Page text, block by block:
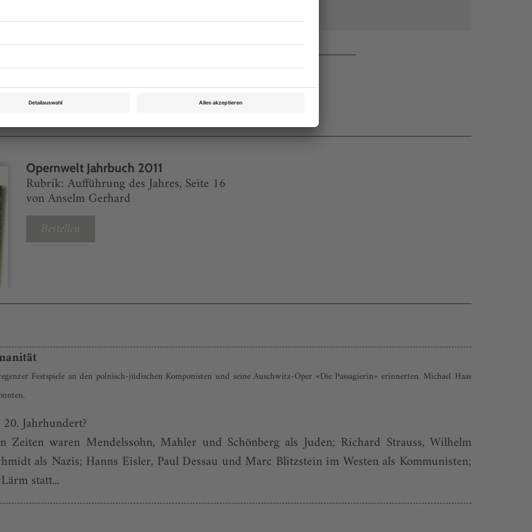
Opernwelt Jahrbuch 2011
Rubrik: Aufführung des Jahres, Seite 16
von Anselm Gerhard
Bestellen
Festspiele an den polnisch-jüdischen Komponisten und seine Auschwitz-Oper «Die Passagierin» erinnerten. Michael Haas
Jahrhundert?
Zeiten waren Mendelssohn, Mahler und Schönberg als Juden; Richard Strauss, Wilhelm
als Nazis; Hanns Eisler, Paul Dessau und Marc Blitzstein im Westen als Kommunisten;
statt...